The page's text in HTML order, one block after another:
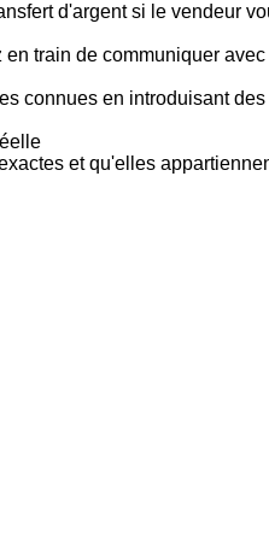
d'argent si le vendeur
train de communiquer avec
connues en introduisant
et qu'elles